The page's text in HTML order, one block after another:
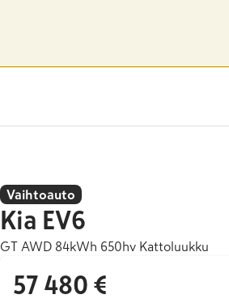
Vaihtoauto
Kia EV6
GT AWD 84kWh 650hv Kattoluukku
57 480 €